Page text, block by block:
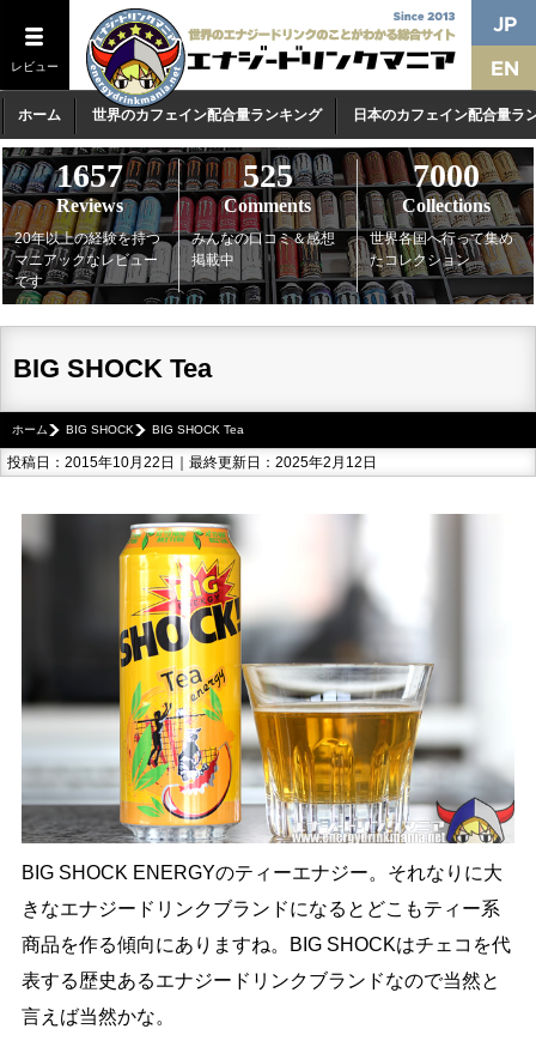
レビュー
ホーム 世界のカフェイン配合量ランキング 日本のカフェイン配合量ラ
1657
Reviews
20年以上の経験を持つ
マニアックなレビュー
です
525
Comments
みんなの口コミ＆感想
掲載中
7000
Collections
世界各国へ行って集め
たコレクション
BIG SHOCK Tea
ホーム BIG SHOCK BIG SHOCK Tea
投稿日：2015年10月22日｜最終更新日：2025年2月12日
BIG SHOCK ENERGYのティーエナジー。それなりに大
きなエナジードリンクブランドになるとどこもティー系
商品を作る傾向にありますね。BIG SHOCKはチェコを代
表する歴史あるエナジードリンクブランドなので当然と
言えば当然かな。